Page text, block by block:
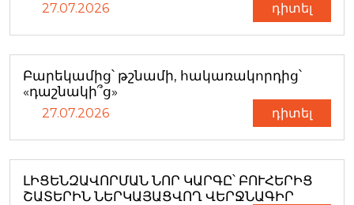
27.07.2026 դիտել
Բարեկամից՝ թշնամի, հակառակորդից՝
«դաշնակի՞ց»
27.07.2026 դիտել
ԼԻՑԵՆԶԱՎՈՐՄԱՆ ՆՈՐ ԿԱՐԳԸ՝ ԲՈՒՀԵՐԻՑ
ՇԱՏԵՐԻՆ ՆԵՐԿԱՅԱՑՎՈՂ ՎԵՐՋՆԱԳԻՐ